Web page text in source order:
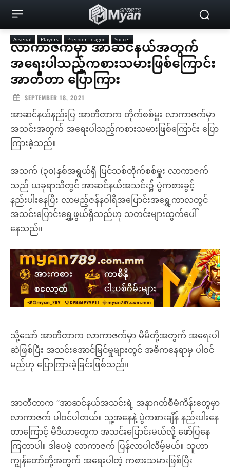
Arsenal Players Premier League Soccer
လာကာဇက်မှာ အာဆင်နယ်အတွက်
အရေးပါသည့်ကစားသမားဖြစ်ကြောင်း
အာတီတာ ပြောကြား
SEPTEMBER 18, 2021
အာဆင်နယ်နည်းပြ အာတီတာက တိုက်စစ်မှူး လာကာဇက်မှာ
အသင်းအတွက် အရေးပါသည့်ကစားသမားဖြစ်ကြောင်း ပြော
ကြားခဲ့သည်။
အသက် (၃၀)နှစ်အရွယ်ရှိ ပြင်သစ်တိုက်စစ်မှူး လာကာဇက်
သည် ယခုရာသီတွင် အာဆင်နယ်အသင်း၌ ပွဲကစားခွင့်
နည်းပါးနေပြီး လာမည့်ဇန်နဝါရီအပြောင်းအရွှေ့ကာလတွင်
အသင်းပြောင်းရွှေ့ဖွယ်ရှိသည်ဟု သတင်းများထွက်ပေါ်
နေသည်။
သို့သော် အာတီတာက လာကာဇက်မှာ မိမိတို့အတွက် အရေးပါ
ဆဲဖြစ်ပြီး အသင်းအောင်မြင်မှုများတွင် အဓိကနေရာမှ ပါဝင်
မည်ဟု ပြောကြားခဲ့ခြင်းဖြစ်သည်။
အာတီတာက “အာဆင်နယ်အသင်းရဲ့ အနာဂတ်စီမံကိန်းတွေမှာ
လာကာဇက် ပါဝင်ပါတယ်။ သူ့အနေနဲ့ ပွဲကစားချိန် နည်းပါးနေ
တာကြောင့် မီဒီယာတွေက အသင်းပြောင်းမယ်လို့ ဖော်ပြနေ
ကြတာပါ။ ဒါပေမဲ့ လာကာဇက် ပြန်လာပါလိမ့်မယ်။ သူဟာ
ကျွန်တော်တို့အတွက် အရေးပါတဲ့ ကစားသမားဖြစ်ပြီး